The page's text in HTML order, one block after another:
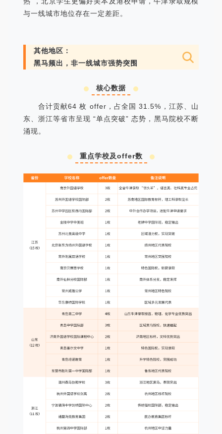
与一线城市地位存在一定差距。
其他地区：
黑马频出，非一线城市强势突围
核心数据
合计贡献64 枚 offer，占全国 31.5%，江苏、山
东、浙江等省市呈现 “单点突破” 态势，黑马院校不断
涌现。
重点学校及offer数